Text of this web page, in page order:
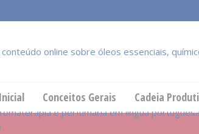
Conceitos Gerais Cadeia